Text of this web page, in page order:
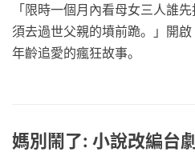
「限時一個月內看母女三人誰
須去過世父親的墳前跪。」開
年齡追愛的瘋狂故事。
媽別鬧了: 小說改編台